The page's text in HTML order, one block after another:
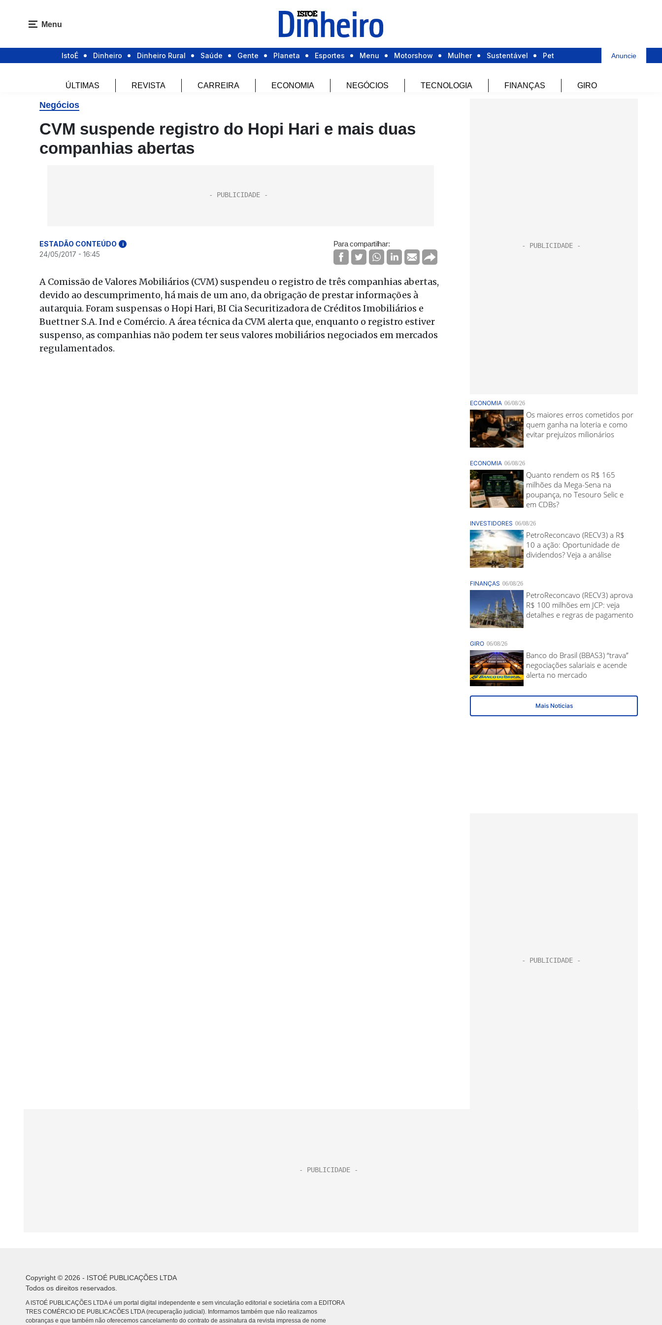
Menu
IstoÉ Dinheiro Dinheiro Rural Saúde Gente Planeta Esportes Menu Motorshow Mulher Sustentável Pet Anuncie
ÚLTIMAS REVISTA CARREIRA ECONOMIA NEGÓCIOS TECNOLOGIA FINANÇAS GIRO
Negócios
CVM suspende registro do Hopi Hari e mais duas
companhias abertas
ESTADÃO CONTEÚDO i
24/05/2017 - 16:45
Para compartilhar:
A Comissão de Valores Mobiliários (CVM) suspendeu o registro de três companhias abertas,
devido ao descumprimento, há mais de um ano, da obrigação de prestar informações à
autarquia. Foram suspensas o Hopi Hari, BI Cia Securitizadora de Créditos Imobiliários e
Buettner S.A. Ind e Comércio. A área técnica da CVM alerta que, enquanto o registro estiver
suspenso, as companhias não podem ter seus valores mobiliários negociados em mercados
regulamentados.
Copyright © 2026 - ISTOÉ PUBLICAÇÕES LTDA
Todos os direitos reservados.
A ISTOÉ PUBLICAÇÕES LTDA é um portal digital independente e sem vinculação editorial e societária com a EDITORA
TRES COMÉRCIO DE PUBLICACÕES LTDA (recuperação judicial). Informamos também que não realizamos
cobranças e que também não oferecemos cancelamento do contrato de assinatura da revista impressa de nome